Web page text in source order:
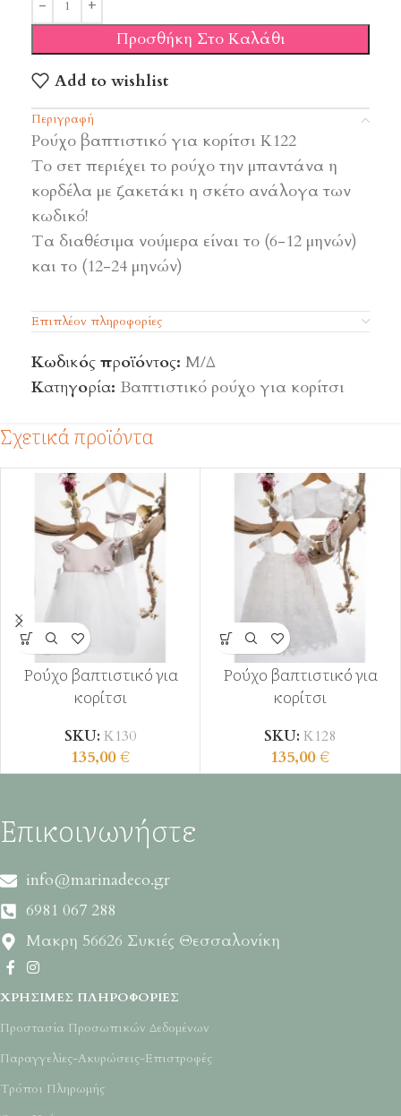
Προσθήκη Στο Καλάθι
Add to wishlist
Περιγραφή
Ρούχο βαπτιστικό για κορίτσι Κ122
Tο σετ περιέχει το ρούχο την μπαντάνα η
κορδέλα με ζακετάκι η σκέτο ανάλογα των
κωδικό!
Τα διαθέσιμα νούμερα είναι το (6-12 μηνών)
και το (12-24 μηνών)
Επιπλέον πληροφορίες
Κωδικός προϊόντος: Μ/Δ
Κατηγορία: Βαπτιστικό ρούχο για κορίτσι
Σχετικά προϊόντα
Ρούχο βαπτιστικό για
κορίτσι
SKU: Κ130
135,00€
Ρούχο βαπτιστικό για
κορίτσι
SKU: Κ128
135,00€
Επικοινωνήστε
info@marinadeco.gr
6981 067 288
Μακρη 56626 Συκιές Θεσσαλονίκη
ΧΡΉΣΙΜΕΣ ΠΛΗΡΟΦΟΡΊΕΣ
Προστασία Προσωπικών Δεδομένων
Παραγγελίες-Ακυρώσεις-Επιστροφές
Τρόποι Πληρωμής